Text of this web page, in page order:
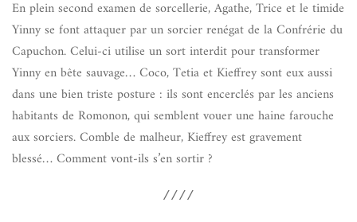
En plein second examen de sorcellerie, Agathe, Trice et le timide
Yinny se font attaquer par un sorcier renégat de la Confrérie du
Capuchon. Celui-ci utilise un sort interdit pour transformer
Yinny en bête sauvage… Coco, Tetia et Kieffrey sont eux aussi
dans une bien triste posture : ils sont encerclés par les anciens
habitants de Romonon, qui semblent vouer une haine farouche
aux sorciers. Comble de malheur, Kieffrey est gravement
blessé… Comment vont-ils s’en sortir ?
////